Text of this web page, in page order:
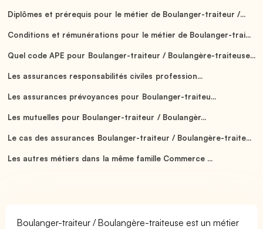
Diplômes et prérequis pour le métier de Boulanger-traiteur /...
Conditions et rémunérations pour le métier de Boulanger-trai...
Quel code APE pour Boulanger-traiteur / Boulangère-traiteuse...
Les assurances responsabilités civiles profession...
Les assurances prévoyances pour Boulanger-traiteu...
Les mutuelles pour Boulanger-traiteur / Boulangèr...
Le cas des assurances Boulanger-traiteur / Boulangère-traite...
Les autres métiers dans la même famille Commerce ...
Boulanger-traiteur / Boulangère-traiteuse est un métier